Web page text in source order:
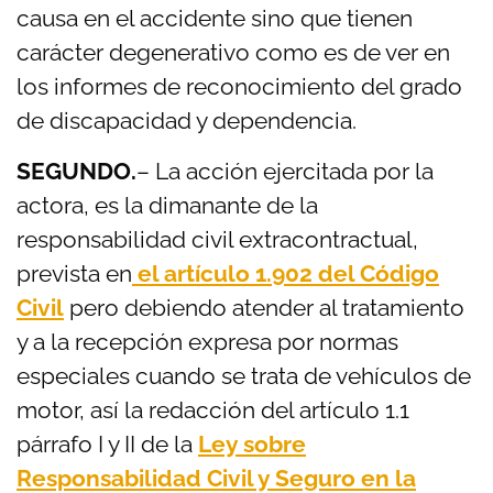
causa en el accidente sino que tienen
carácter degenerativo como es de ver en
los informes de reconocimiento del grado
de discapacidad y dependencia.
SEGUNDO.– La acción ejercitada por la
actora, es la dimanante de la
responsabilidad civil extracontractual,
prevista en el artículo 1.902 del Código
Civil pero debiendo atender al tratamiento
y a la recepción expresa por normas
especiales cuando se trata de vehículos de
motor, así la redacción del artículo 1.1
párrafo I y II de la Ley sobre
Responsabilidad Civil y Seguro en la